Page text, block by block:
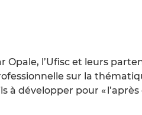
Opale, l’Ufisc et leurs
sur la
à développer pour « l’après